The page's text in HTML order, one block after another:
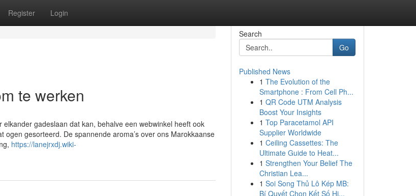
Register Login
te werken
gadeslaan dat kan, behalve een webwinkel heeft ook
gesorteerd. De spannende aroma’s over ons Marokkaanse
https://lanejrxdj.wiki-
Search
Go
Published News
1 The Evolution of the
Smartphone : From Cell Ph...
1 QR Code UTM Analysis
Boost Your Insights
1 Top Paracetamol API
Supplier Worldwide
1 Ceiling Cassettes: The
Ultimate Guide to Heat...
1 Strengthen Your Belief The
Christian Lea...
1 Soi Song Thủ Lô Kép MB:
Bí Quyết Chọn Kết Số Hi...